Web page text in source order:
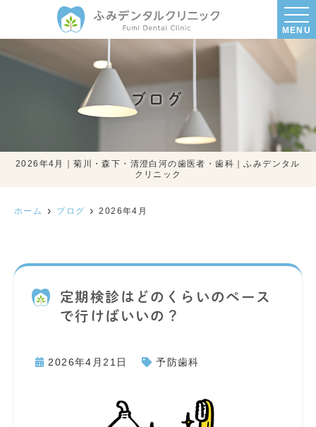
MENU
ブログ
2026年4月｜菊川・森下・清澄白河の歯医者・歯科｜ふみデンタル
クリニック
ホーム ブログ 2026年4月
定期検診はどのくらいのペース
で行けばいいの？
2026年4月21日 予防歯科